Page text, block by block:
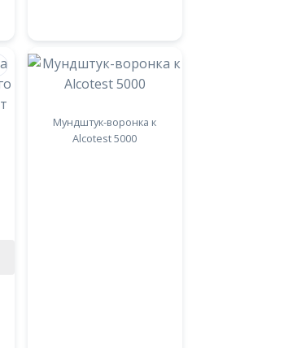
Мундштук-воронка к
Alcotest 5000